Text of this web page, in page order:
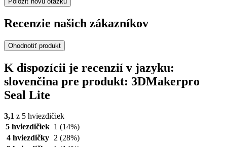
Recenzie našich zákazníkov
Ohodnotiť produkt
K dispozícii je recenzií v jazyku:
slovenčina pre produkt: 3DMakerpro
Seal Lite
3,1 z 5 hviezdičiek
5 hviezdičiek 1 (14%)
4 hviezdičky 2 (28%)